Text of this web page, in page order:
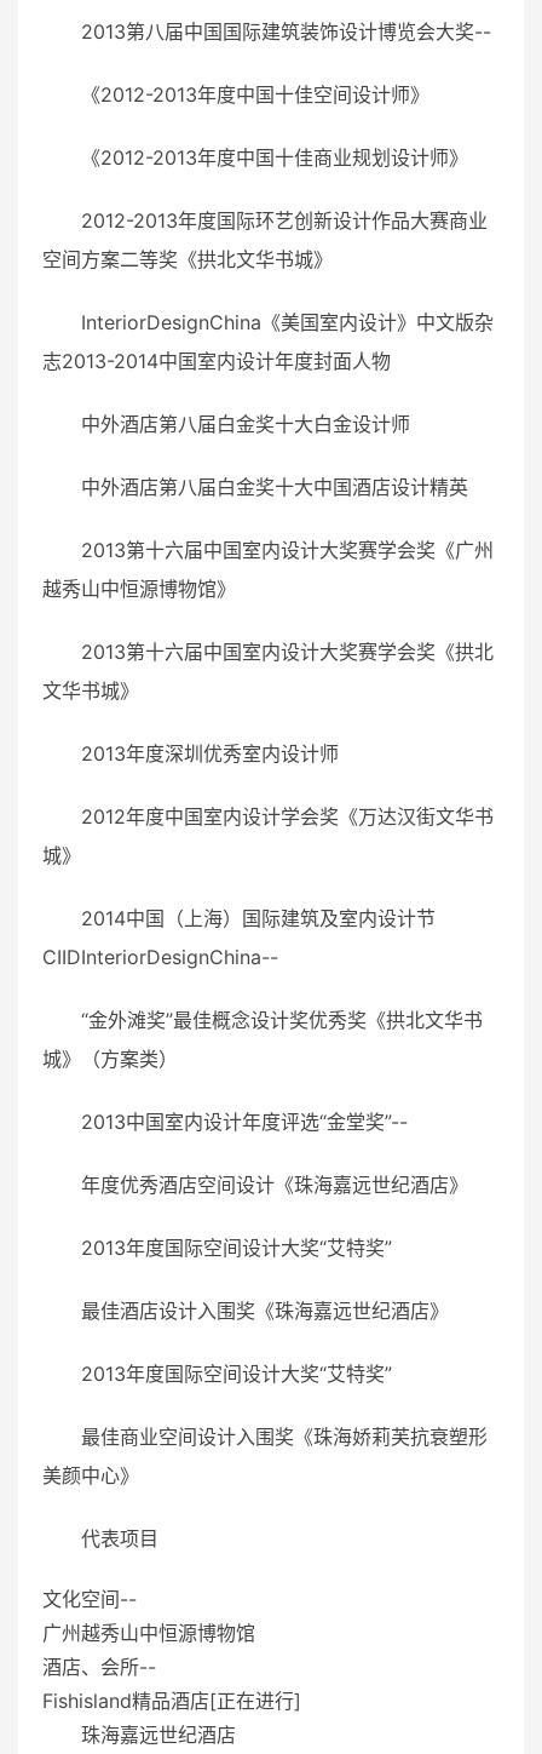
2013第八届中国国际建筑装饰设计博览会大奖--
《2012-2013年度中国十佳空间设计师》
《2012-2013年度中国十佳商业规划设计师》
2012-2013年度国际环艺创新设计作品大赛商业
空间方案二等奖《拱北文华书城》
InteriorDesignChina《美国室内设计》中文版杂
志2013-2014中国室内设计年度封面人物
中外酒店第八届白金奖十大白金设计师
中外酒店第八届白金奖十大中国酒店设计精英
2013第十六届中国室内设计大奖赛学会奖《广州
越秀山中恒源博物馆》
2013第十六届中国室内设计大奖赛学会奖《拱北
文华书城》
2013年度深圳优秀室内设计师
2012年度中国室内设计学会奖《万达汉街文华书
城》
2014中国（上海）国际建筑及室内设计节
CIIDInteriorDesignChina--
“金外滩奖”最佳概念设计奖优秀奖《拱北文华书
城》（方案类）
2013中国室内设计年度评选“金堂奖”--
年度优秀酒店空间设计《珠海嘉远世纪酒店》
2013年度国际空间设计大奖“艾特奖”
最佳酒店设计入围奖《珠海嘉远世纪酒店》
2013年度国际空间设计大奖“艾特奖”
最佳商业空间设计入围奖《珠海娇莉芙抗衰塑形
美颜中心》
代表项目
文化空间--
广州越秀山中恒源博物馆
酒店、会所--
Fishisland精品酒店[正在进行]
珠海嘉远世纪酒店